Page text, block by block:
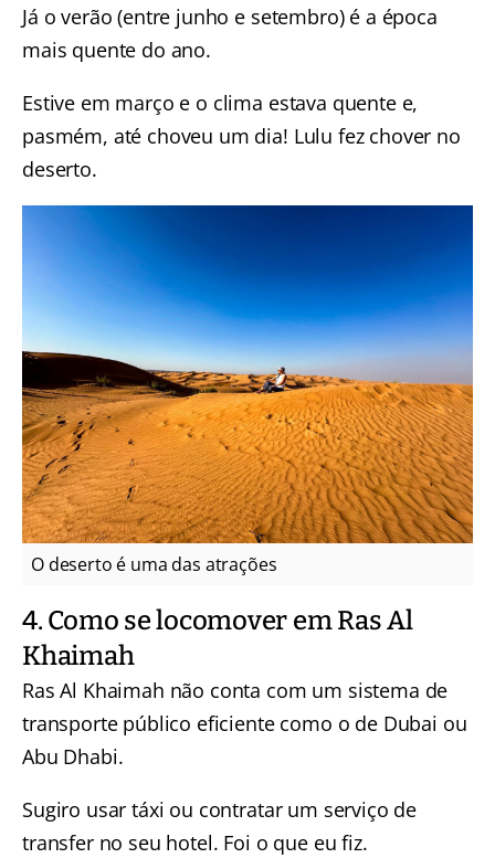
Já o verão (entre junho e setembro) é a época
mais quente do ano.
Estive em março e o clima estava quente e,
pasmém, até choveu um dia! Lulu fez chover no
deserto.
O deserto é uma das atrações
4. Como se locomover em Ras Al
Khaimah
Ras Al Khaimah não conta com um sistema de
transporte público eficiente como o de Dubai ou
Abu Dhabi.
Sugiro usar táxi ou contratar um serviço de
transfer no seu hotel. Foi o que eu fiz.